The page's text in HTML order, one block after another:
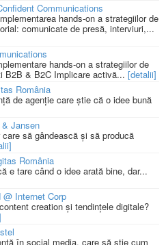
Communications
hands-on a strategiilor de
comunicate de presă, interviuri,...
hands-on a strategiilor de
B2B & B2C Implicare activă... [detalii]
România
de agenție care știe că o idee bună
Jansen
să gândească și să producă
România
e tare când o idee arată bine, dar...
Internet Corp
creation și tendințele digitale?
în social media, care să știe cum